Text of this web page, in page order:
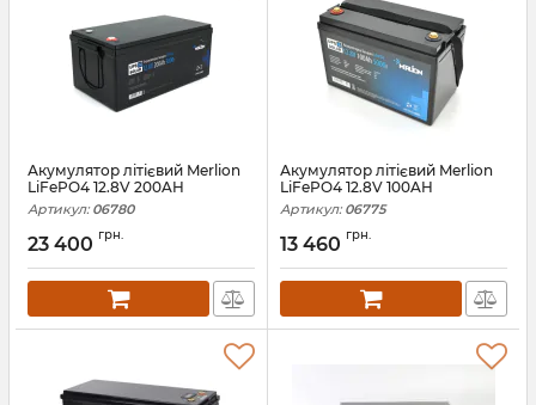
Акумулятор літієвий Merlion
LiFePO4 12.8V 200AH
Артикул: 06780
23 400 грн.
Акумулятор літієвий Merlion
LiFePO4 12.8V 100AH
Артикул: 06775
13 460 грн.